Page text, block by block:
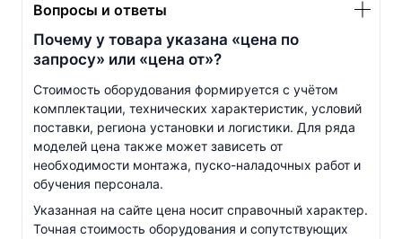
Вопросы и ответы
Почему у товара указана «цена по
запросу» или «цена от»?
Стоимость оборудования формируется с учётом
комплектации, технических характеристик, условий
поставки, региона установки и логистики. Для ряда
моделей цена также может зависеть от
необходимости монтажа, пуско-наладочных работ и
обучения персонала.
Указанная на сайте цена носит справочный характер.
Точная стоимость оборудования и сопутствующих